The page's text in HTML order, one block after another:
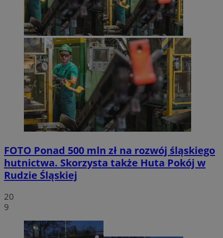
FOTO Ponad 500 mln zł na rozwój śląskiego
hutnictwa. Skorzysta także Huta Pokój w
Rudzie Śląskiej
20
9